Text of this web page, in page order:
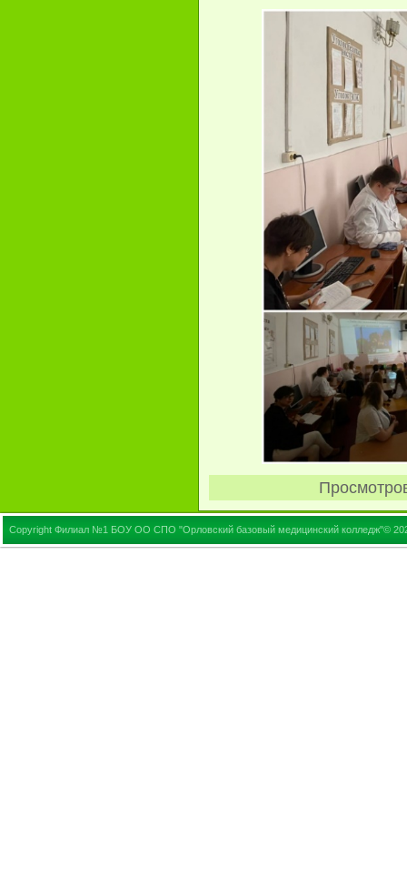
Copyright Филиал №1 БОУ ОО СПО "Орловский базовый медицинский колледж"©